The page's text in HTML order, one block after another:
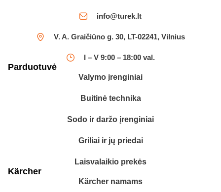
info@turek.lt
V. A. Graičiūno g. 30, LT-02241, Vilnius
I – V 9:00 – 18:00 val.
Parduotuvė
Valymo įrenginiai
Buitinė technika
Sodo ir daržo įrenginiai
Griliai ir jų priedai
Laisvalaikio prekės
Kärcher
Kärcher namams